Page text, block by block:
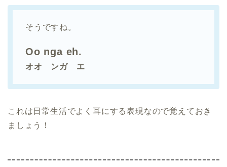
そうですね。
Oo nga eh.
オオ ンガ エ
これは日常生活でよく耳にする表現なので覚えておき
ましょう！